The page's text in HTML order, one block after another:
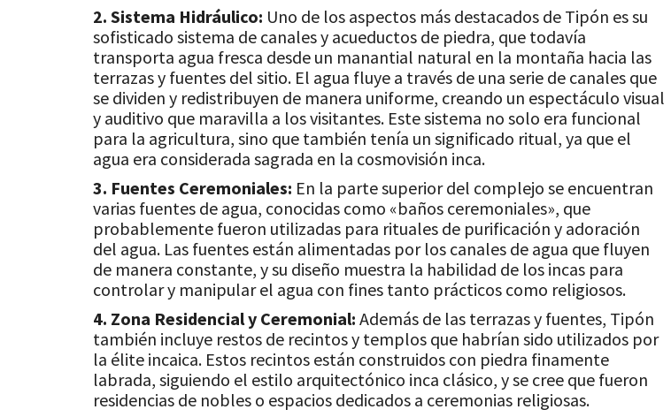
2. Sistema Hidráulico: Uno de los aspectos más destacados de Tipón es su
sofisticado sistema de canales y acueductos de piedra, que todavía
transporta agua fresca desde un manantial natural en la montaña hacia las
terrazas y fuentes del sitio. El agua fluye a través de una serie de canales que
se dividen y redistribuyen de manera uniforme, creando un espectáculo visual
y auditivo que maravilla a los visitantes. Este sistema no solo era funcional
para la agricultura, sino que también tenía un significado ritual, ya que el
agua era considerada sagrada en la cosmovisión inca.
3. Fuentes Ceremoniales: En la parte superior del complejo se encuentran
varias fuentes de agua, conocidas como «baños ceremoniales», que
probablemente fueron utilizadas para rituales de purificación y adoración
del agua. Las fuentes están alimentadas por los canales de agua que fluyen
de manera constante, y su diseño muestra la habilidad de los incas para
controlar y manipular el agua con fines tanto prácticos como religiosos.
4. Zona Residencial y Ceremonial: Además de las terrazas y fuentes, Tipón
también incluye restos de recintos y templos que habrían sido utilizados por
la élite incaica. Estos recintos están construidos con piedra finamente
labrada, siguiendo el estilo arquitectónico inca clásico, y se cree que fueron
residencias de nobles o espacios dedicados a ceremonias religiosas.